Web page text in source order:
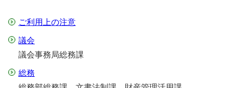
ご利用上の注意
議会
議会事務局総務課
総務